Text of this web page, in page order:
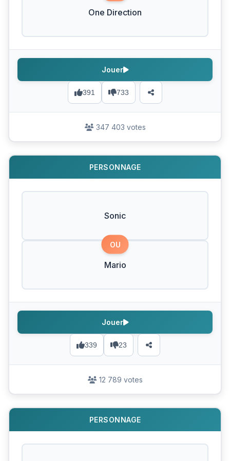
One Direction
391 733
Jouer
347 403 votes
PERSONNAGE
Sonic
OU
Mario
339 23
Jouer
12 789 votes
PERSONNAGE